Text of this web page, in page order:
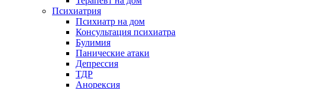
Психиатрия
Психиатр на дом
Консультация психиатра
Булимия
Панические атаки
Депрессия
ТДР
Анорексия